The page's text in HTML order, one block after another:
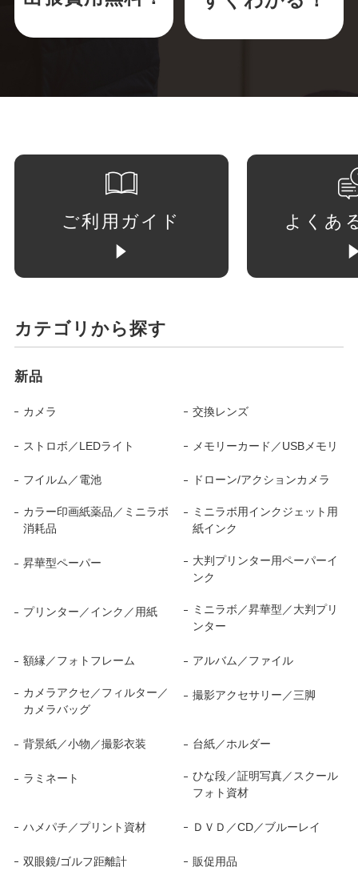
ご利用ガイド よくあ
カテゴリから探す
新品
カメラ 交換レンズ
ストロボ／LEDライト メモリーカード／USBメモリ
フイルム／電池 ドローン/アクションカメラ
カラー印画紙薬品／ミニラボ
消耗品
ミニラボ用インクジェット用
紙インク
昇華型ペーパー
大判プリンター用ペーパーイ
ンク
プリンター／インク／用紙
ミニラボ／昇華型／大判プリ
ンター
額縁／フォトフレーム アルバム／ファイル
カメラアクセ／フィルター／
カメラバッグ
撮影アクセサリー／三脚
背景紙／小物／撮影衣装 台紙／ホルダー
ラミネート
ひな段／証明写真／スクール
フォト資材
ハメパチ／プリント資材 ＤＶＤ／CD／ブルーレイ
双眼鏡/ゴルフ距離計 販促用品